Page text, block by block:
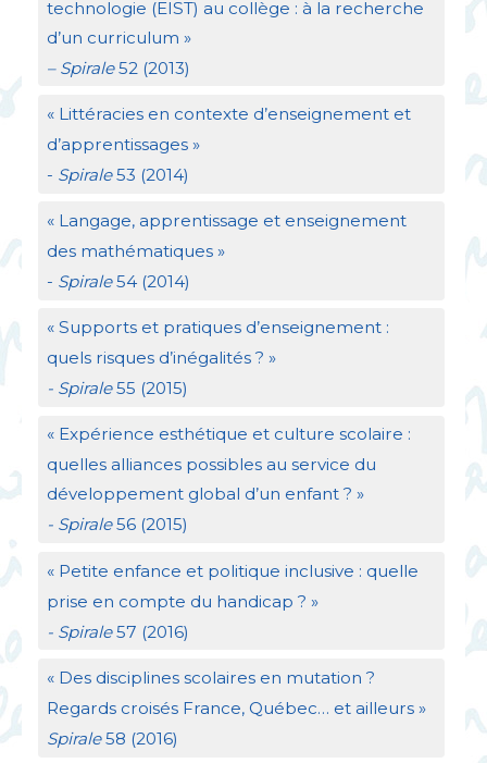
technologie (EIST) au collège : à la recherche
d’un curriculum »
– Spirale52 (2013)
« Littéracies en contexte d’enseignement et
d’apprentissages »
- Spirale53 (2014)
« Langage, apprentissage et enseignement
des mathématiques »
- Spirale54 (2014)
« Supports et pratiques d’enseignement :
quels risques d’inégalités ? »
- Spirale55 (2015)
« Expérience esthétique et culture scolaire :
quelles alliances possibles au service du
développement global d’un enfant ? »
- Spirale56 (2015)
« Petite enfance et politique inclusive : quelle
prise en compte du handicap ? »
- Spirale57 (2016)
« Des disciplines scolaires en mutation ?
Regards croisés France, Québec… et ailleurs »
Spirale58 (2016)